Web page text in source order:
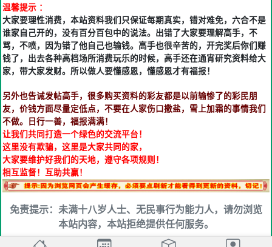
温馨提示 ：
大家要理性消费，本站资料我们只保证每期真实，错对难免，六合不是
谁家自己开的，没有百分百包中的说法。出错了大家要理解高手，不
骂，不喷，因为错了他自己也输钱。高手也很辛苦的，开完奖后你们赚
钱了，出去各种高档场所消费玩乐的时候，高手还在通宵研究资料给大
家，带大家发财。所以做人要懂感恩，懂感恩才有福报！
另外也告诫发帖高手，很多购买资料的彩友都是以前输惨了的彩民朋
友，价钱方面尽量定低点，不要在人家伤口撒盐，雪上加霜的事情我们
不做。日行一善，福报满满！
让我们共同打造一个绿色的交流平台！
这里没有欺骗，这里是大家共同的家，
大家要维护好我们的天地，遵守各项规则！
相互监督！互助共赢！
免责提示：未满十八岁人士、无民事行为能力人，请勿浏览
本站内容，本站拒绝提供任何服务。